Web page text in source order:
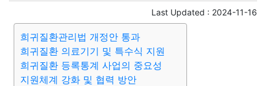
미용 증권 인테리어
요리 상품리뷰 원예 금융
대출 자동차 취미 여행 맛집
Last Updated : 2024-11-16
희귀질환관리법 개정안 통과
희귀질환 의료기기 및 특수식 지원
희귀질환 등록통계 사업의 중요성
지원체계 강화 및 협력 방안